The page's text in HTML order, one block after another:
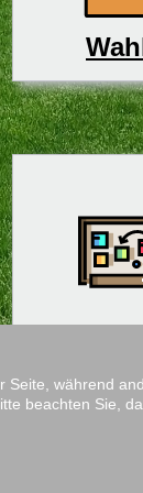
während
beachten Sie,